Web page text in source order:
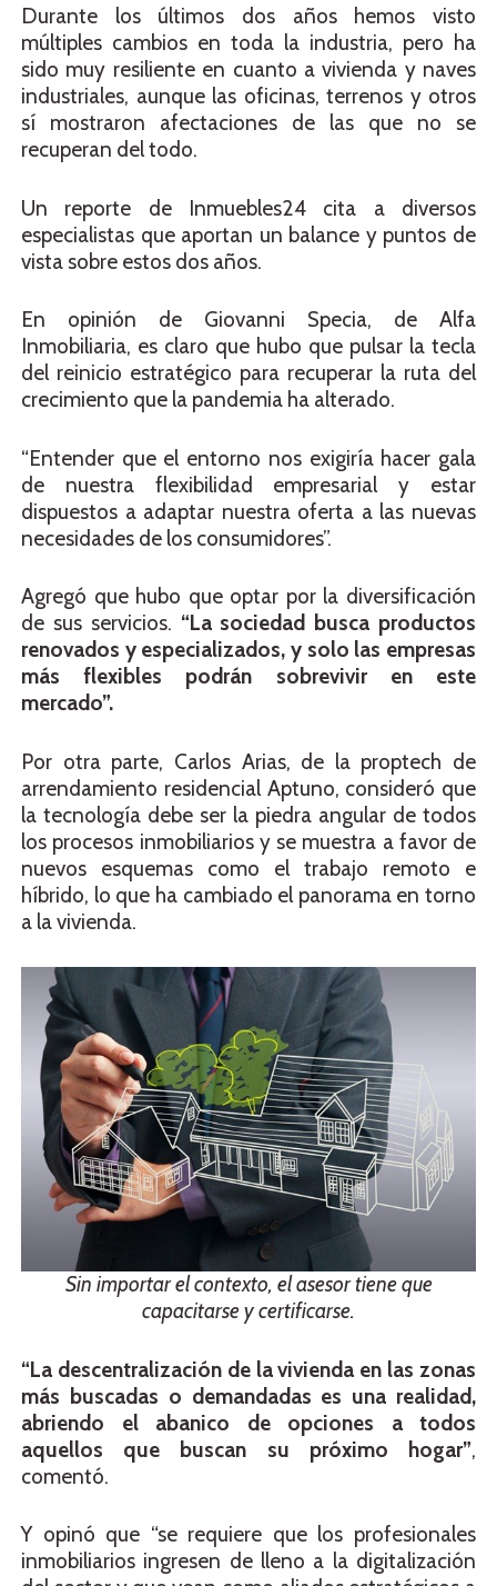
Durante los últimos dos años hemos visto
múltiples cambios en toda la industria, pero ha
sido muy resiliente en cuanto a vivienda y naves
industriales, aunque las oficinas, terrenos y otros
sí mostraron afectaciones de las que no se
recuperan del todo.
Un reporte de Inmuebles24 cita a diversos
especialistas que aportan un balance y puntos de
vista sobre estos dos años.
En opinión de Giovanni Specia, de Alfa
Inmobiliaria, es claro que hubo que pulsar la tecla
del reinicio estratégico para recuperar la ruta del
crecimiento que la pandemia ha alterado.
“Entender que el entorno nos exigiría hacer gala
de nuestra flexibilidad empresarial y estar
dispuestos a adaptar nuestra oferta a las nuevas
necesidades de los consumidores”.
Agregó que hubo que optar por la diversificación
de sus servicios. “La sociedad busca productos
renovados y especializados, y solo las empresas
más flexibles podrán sobrevivir en este
mercado”.
Por otra parte, Carlos Arias, de la proptech de
arrendamiento residencial Aptuno, consideró que
la tecnología debe ser la piedra angular de todos
los procesos inmobiliarios y se muestra a favor de
nuevos esquemas como el trabajo remoto e
híbrido, lo que ha cambiado el panorama en torno
a la vivienda.
Sin importar el contexto, el asesor tiene que
capacitarse y certificarse.
“La descentralización de la vivienda en las zonas
más buscadas o demandadas es una realidad,
abriendo el abanico de opciones a todos
aquellos que buscan su próximo hogar”,
comentó.
Y opinó que “se requiere que los profesionales
inmobiliarios ingresen de lleno a la digitalización